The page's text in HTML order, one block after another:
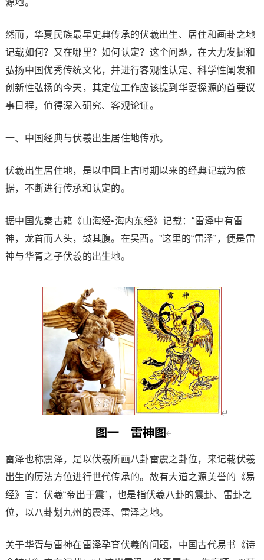
然而，华夏民族最早史典传承的伏羲出生、居住和画卦之地
记载如何？又在哪里？如何认定？这个问题，在大力发掘和
弘扬中国优秀传统文化，并进行客观性认定、科学性阐发和
创新性弘扬的今天，其定位工作应该提到华夏探源的首要议
事日程，值得深入研究、客观论证。
一、中国经典与伏羲出生居住地传承。
伏羲出生居住地，是以中国上古时期以来的经典记载为依
据，不断进行传承和认定的。
据中国先秦古籍《山海经•海内东经》记载：“雷泽中有雷
神，龙首而人头，鼓其腹。在吴西。”这里的“雷泽”，便是雷
神与华胥之子伏羲的出生地。
雷泽也称震泽，是以伏羲所画八卦雷震之卦位，来记载伏羲
出生的历法方位进行世代传承的。故有大道之源美誉的《易
经》言：伏羲“帝出于震”，也是指伏羲八卦的震卦、雷卦之
位，以八卦划九州的震泽、雷泽之地。
关于华胥与雷神在雷泽孕育伏羲的问题，中国古代易书《诗